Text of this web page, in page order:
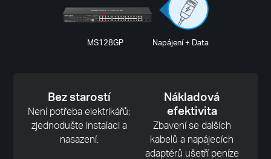
MS128GP Napájení + Data
Bez starostí
Není potřeba elektrikářů;
zjednodušte instalaci a
nasazení.
Nákladová
efektivita
Zbavení se dalších
kabelů a napájecích
adaptérů ušetří peníze